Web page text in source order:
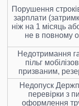
Порушення
зарплати
ніж на 1 місяць
не в повному
Недотримання
пільг
призваним,
Недопуск
перевірки з
оформлення